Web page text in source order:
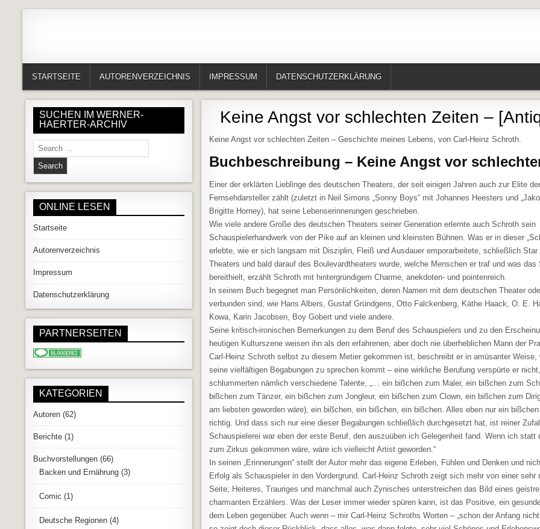
STARTSEITE AUTORENVERZEICHNIS IMPRESSUM DATENSCHUTZERKLÄRUNG
Keine Angst vor schlechten Zeiten –
Keine Angst vor schlechten Zeiten – Geschichte meines Lebens, von Carl-Heinz Schroth.
Buchbeschreibung – Keine Angst vor
Einer der erklärten Lieblinge des deutschen Theaters, der seit einigen Jahren auch zur Elite der
Fernsehdarsteller zählt (zuletzt in Neil Simons „Sonny Boys“ mit Johannes Heesters und
Brigitte Horney), hat seine Lebenserinnerungen geschrieben.
Wie viele andere Große des deutschen Theaters seiner Generation erlernte auch Schroth sein
Schauspielerhandwerk von der Pike auf an kleinen und kleinsten Bühnen. Was er in dieser
erlebte, wie er sich langsam mit Disziplin, Fleiß und Ausdauer emporarbeitete, schließlich Star
Theaters und bald darauf des Boulevardtheaters wurde, welche Menschen er traf und was
bereithielt, erzählt Schroth mit hintergründigem Charme, anekdoten- und pointenreich.
In seinem Buch begegnet man Persönlichkeiten, deren Namen mit dem deutschen Theater
verbunden sind, wie Hans Albers, Gustaf Gründgens, Otto Falckenberg, Käthe Haack, O. E.
Kowa, Karin Jacobsen, Boy Gobert und viele andere.
Seine kritisch-ironischen Bemerkungen zu dem Beruf des Schauspielers und zu den
heutigen Kulturszene weisen ihn als den erfahrenen, aber doch nie überheblichen Mann der
Carl-Heinz Schroth selbst zu diesem Metier gekommen ist, beschreibt er in amüsanter Weise,
seine vielfältigen Begabungen zu sprechen kommt – eine wirkliche Berufung verspürte er
schlummerten nämlich verschiedene Talente, „… ein bißchen zum Maler, ein bißchen zum
bißchen zum Tänzer, ein bißchen zum Jongleur, ein bißchen zum Clown, ein bißchen zum
am liebsten geworden wäre), ein bißchen, ein bißchen, ein bißchen. Alles eben nur ein
richtig. Und dass sich nur eine dieser Begabungen schließlich durchgesetzt hat, ist reiner
Schauspielerei war eben der erste Beruf, den auszuüben ich Gelegenheit fand. Wenn ich statt
zum Zirkus gekommen wäre, wäre ich vielleicht Artist geworden.“
In seinen „Erinnerungen“ stellt der Autor mehr das eigene Erleben, Fühlen und Denken und
Erfolg als Schauspieler in den Vordergrund. Carl-Heinz Schroth zeigt sich mehr von einer sehr
Seite; Heiteres, Trauriges und manchmal auch Zynisches unterstreichen das Bild eines
charmanten Erzählers. Was der Leser immer wieder spüren kann, ist das Positive, ein
dem Leben gegenüber. Auch wenn – mir Carl-Heinz Schroths Worten – „schon der Anfang nicht
SUCHEN IM WERNER-
HAERTER-ARCHIV
Search for:
ONLINE LESEN
Startseite
Autorenverzeichnis
Impressum
Datenschutzerklärung
PARTNERSEITEN
KATEGORIEN
Autoren (62)
Berichte (1)
Buchvorstellungen (66)
Backen und Ernährung (3)
Comic (1)
Deutsche Regionen (4)